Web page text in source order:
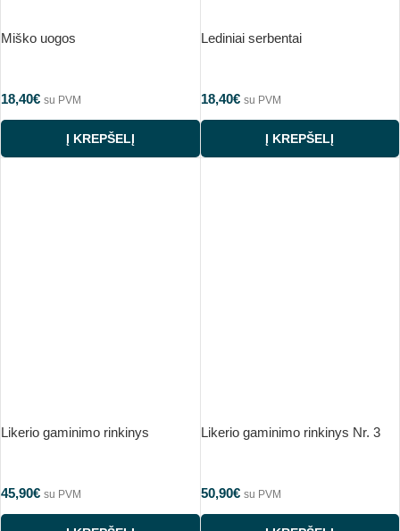
Miško uogos
18,40€ su PVM
Į KREPŠELĮ
Lediniai serbentai
18,40€ su PVM
Į KREPŠELĮ
Likerio gaminimo rinkinys
45,90€ su PVM
Likerio gaminimo rinkinys Nr. 3
50,90€ su PVM